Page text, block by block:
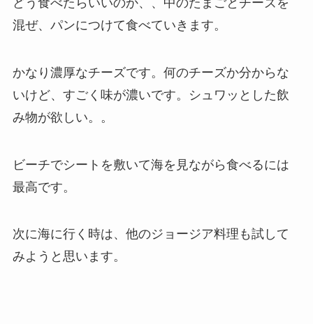
混ぜ、パンにつけて食べていきます。
かなり濃厚なチーズです。何のチーズか分からな
いけど、すごく味が濃いです。シュワッとした飲
み物が欲しい。。
ビーチでシートを敷いて海を見ながら食べるには
最高です。
次に海に行く時は、他のジョージア料理も試して
みようと思います。